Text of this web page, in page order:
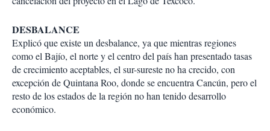
DESBALANCE
Explicó que existe un desbalance, ya que mientras regiones
como el Bajío, el norte y el centro del país han presentado tasas
de crecimiento aceptables, el sur-sureste no ha crecido, con
excepción de Quintana Roo, donde se encuentra Cancún, pero el
resto de los estados de la región no han tenido desarrollo
económico.